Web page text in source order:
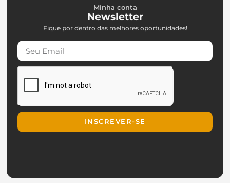
Minha conta
Newsletter
Fique por dentro das melhores oportunidades!
INSCREVER-SE